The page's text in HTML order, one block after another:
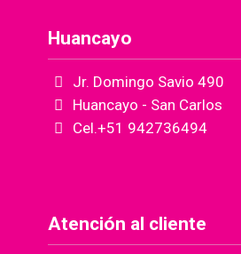
Huancayo
Jr. Domingo Savio 490
Huancayo - San Carlos
Cel.+51 942736494
Atención al cliente